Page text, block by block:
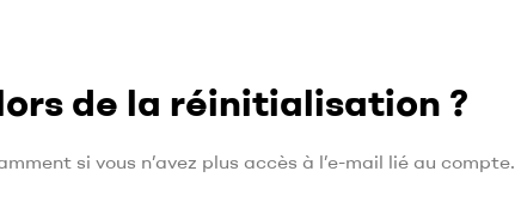
de la réinitialisation ?
si vous n’avez plus accès à l’e-mail lié au compte.